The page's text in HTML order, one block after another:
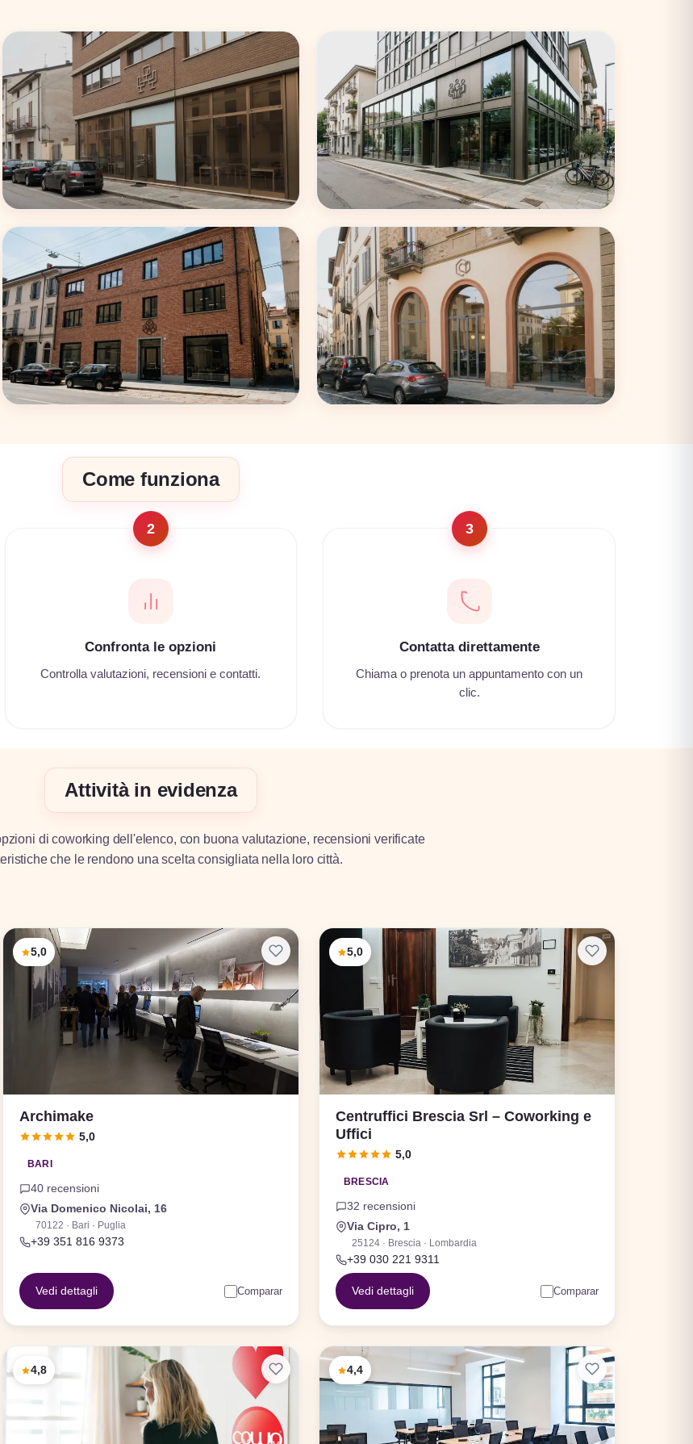
Come funziona
2
Confronta le opzioni
Controlla valutazioni, recensioni e contatti.
3
Contatta direttamente
Chiama o prenota un appuntamento con un
clic.
Roma
62 coworking
Torino
33 coworking
Bologna
17 coworking
Attività in evidenza
di coworking dell'elenco, con buona valutazione, recensioni verificate
che le rendono una scelta consigliata nella loro città.
5,0
Archimake
5,0
BARI
40 recensioni
Via Domenico Nicolai, 16
70122 · Bari · Puglia
+39 351 816 9373
Vedi dettagli Comparar
5,0
Centruffici Brescia Srl – Coworking e
Uffici
5,0
BRESCIA
32 recensioni
Via Cipro, 1
25124 · Brescia · Lombardia
+39 030 221 9311
Vedi dettagli Comparar
4,8 4,4